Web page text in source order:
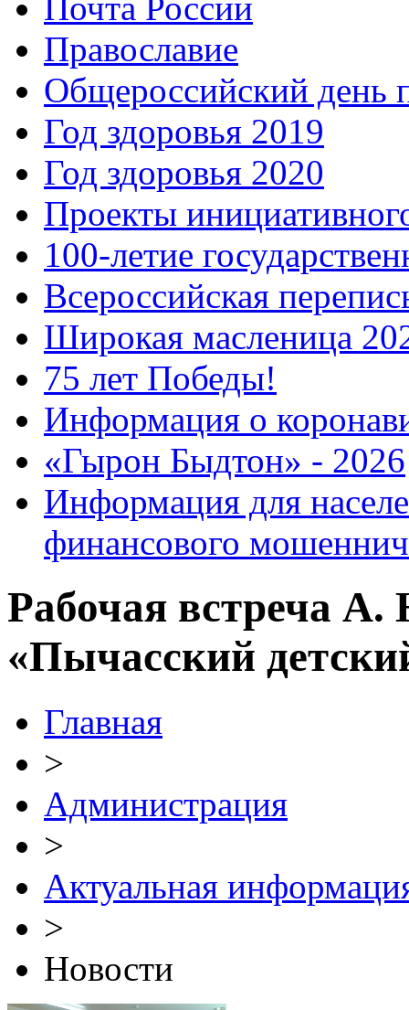
Православие
Общероссийский день
Год здоровья 2019
Год здоровья 2020
Проекты
100-летие
Всероссийская
Широкая масленица
75 лет Победы!
Информация о
«Гырон Быдтон» - 2026
Информация для
финансового
Рабочая встреча
«Пычасский
Главная
>
Администрация
>
Актуальная
>
Новости